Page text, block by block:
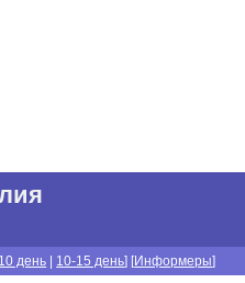
день 10-15 день] [Информеры]